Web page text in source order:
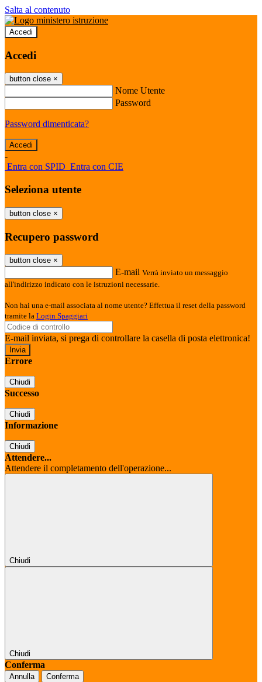
Salta al contenuto
Accedi
Accedi
button close ×
Nome Utente
Password
Password dimenticata?
-
Entra con SPID Entra con CIE
Seleziona utente
button close ×
Recupero password
button close ×
E-mail Verrà inviato un messaggio
all'indirizzo indicato con le istruzioni necessarie.
Non hai una e-mail associata al nome utente? Effettua il reset della password
tramite la Login Spaggiari
E-mail inviata, si prega di controllare la casella di posta elettronica!
Errore
Chiudi
Successo
Chiudi
Informazione
Chiudi
Attendere...
Attendere il completamento dell'operazione...
Chiudi
Chiudi
Conferma
Annulla Conferma